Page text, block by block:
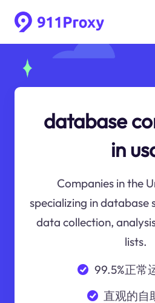
database
in
Companies in the
specializing in database
data collection,
lists.
99.5%正常
直观的自